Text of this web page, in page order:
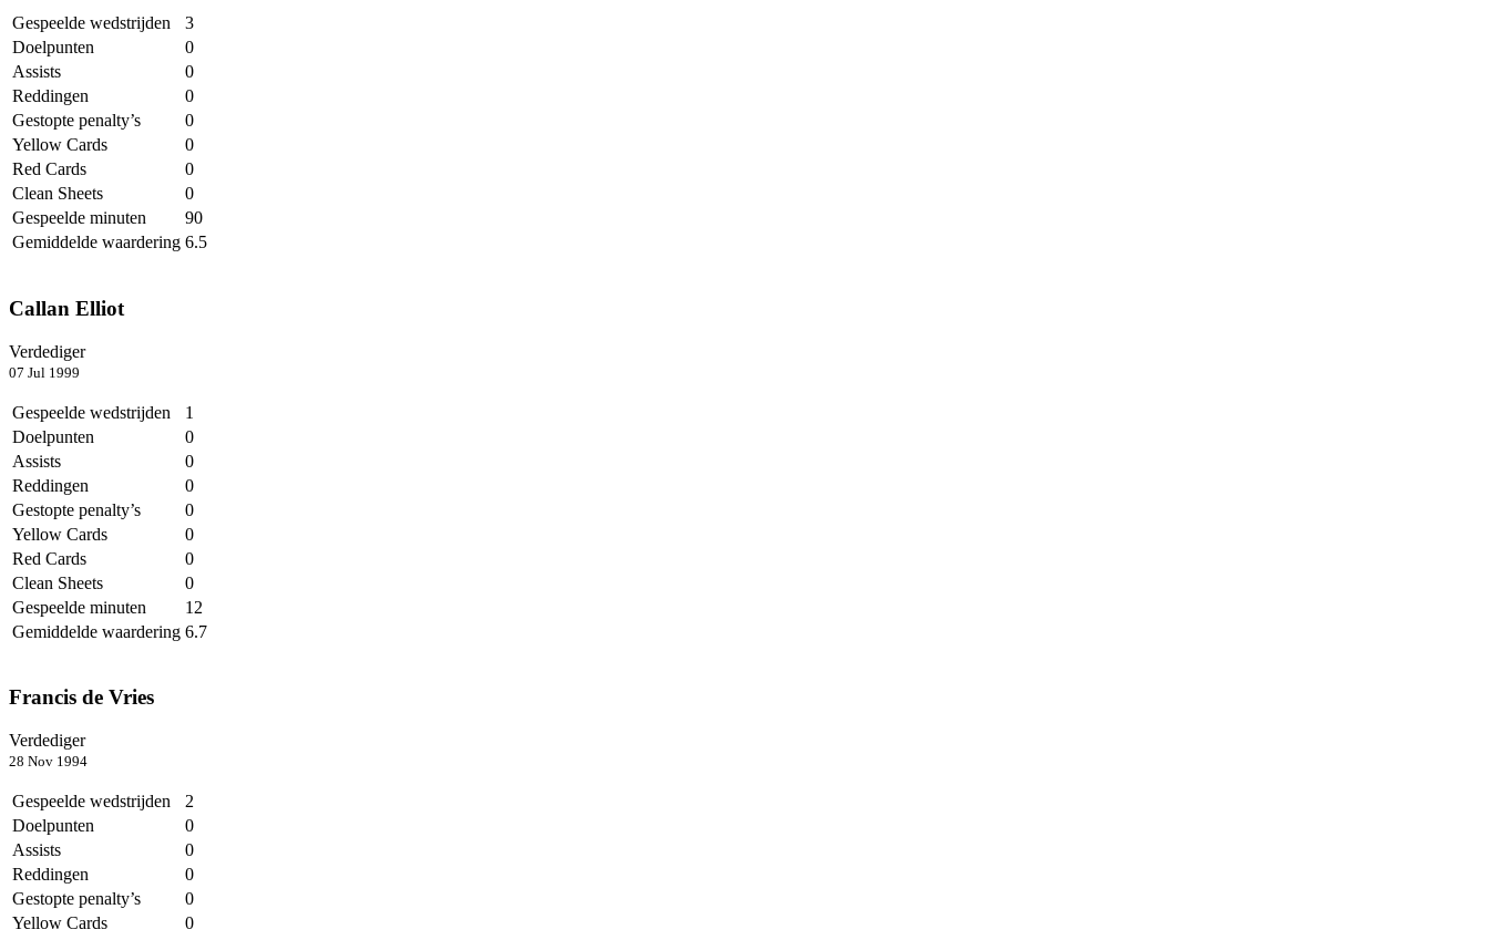
Gespeelde wedstrijden
3
Doelpunten
0
Assists
0
Reddingen
0
Gestopte penalty’s
0
Yellow Cards
0
Red Cards
0
Clean Sheets
0
Gespeelde minuten
90
Gemiddelde waardering 6.5
Callan Elliot
Verdediger
07 Jul 1999
Gespeelde wedstrijden
1
Doelpunten
0
Assists
0
Reddingen
0
Gestopte penalty’s
0
Yellow Cards
0
Red Cards
0
Clean Sheets
0
Gespeelde minuten
12
Gemiddelde waardering 6.7
Francis de Vries
Verdediger
28 Nov 1994
Gespeelde wedstrijden
2
Doelpunten
0
Assists
0
Reddingen
0
Gestopte penalty’s
0
Yellow Cards
0